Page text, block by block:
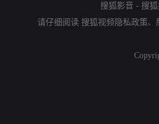
搜狐影音 - 搜
请仔细阅读 搜狐视频隐私政策、